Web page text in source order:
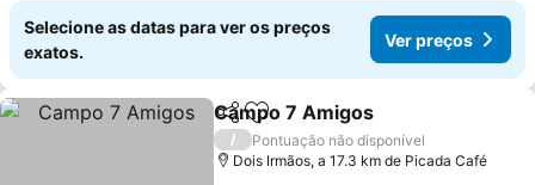
Selecione as datas para ver os preços
exatos.
Ver preços
PartilharAdicionar aos favoritos
Campo 7 Amigos
/
Pontuação não disponível
Dois Irmãos, a 17.3 km de Picada Café